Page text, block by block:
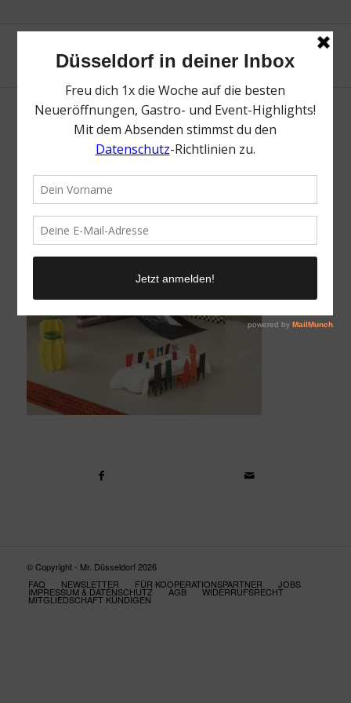
restraumraumrest | Top Kunstausstellungen
Foto: Bornewasser Miriam
© Copyright - Mr. Düsseldorf 2026
FAQ
NEWSLETTER FÜR KOOPERATIONSPARTNER JOBS
IMPRESSUM & DATENSCHUTZ AGB WIDERRUFSRECHT
MITGLIEDSCHAFT KÜNDIGEN